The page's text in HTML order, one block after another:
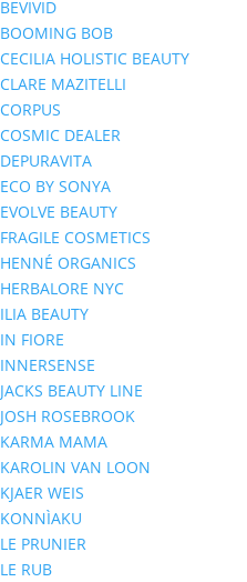
BEVIVID
BOOMING BOB
CECILIA HOLISTIC BEAUTY
CLARE MAZITELLI
CORPUS
COSMIC DEALER
DEPURAVITA
ECO BY SONYA
EVOLVE BEAUTY
FRAGILE COSMETICS
HENNÉ ORGANICS
HERBALORE NYC
ILIA BEAUTY
IN FIORE
INNERSENSE
JACKS BEAUTY LINE
JOSH ROSEBROOK
KARMA MAMA
KAROLIN VAN LOON
KJAER WEIS
KONNÌAKU
LE PRUNIER
LE RUB